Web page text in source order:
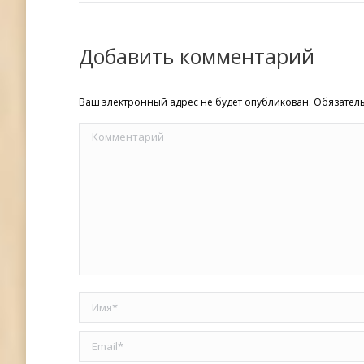
Добавить комментарий
Ваш электронный адрес не будет опубликован.
Комментарий
Имя *
Email *